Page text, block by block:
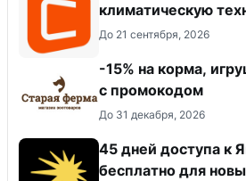
климатическую
До 21 сентября, 2026
-15% на корма,
с промокодом
До 31 декабря, 2026
45 дней доступа к
бесплатно для